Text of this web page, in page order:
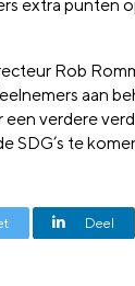
extra punten
Rob
aan
verdere
SDG’s te
Deel